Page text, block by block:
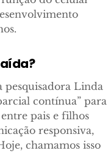
da?
pesquisadora Linda
contínua” para
pais e filhos
responsiva,
chamamos isso